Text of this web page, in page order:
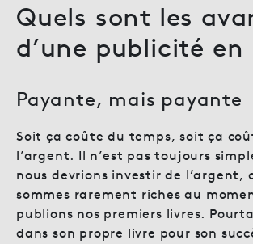
Quels sont les
d’une publicité en
Payante, mais payante
Soit ça coûte du temps, soit ça
l’argent. Il n’est pas toujours
nous devrions investir de l’argent,
sommes rarement riches au
publions nos premiers livres.
dans son propre livre pour son